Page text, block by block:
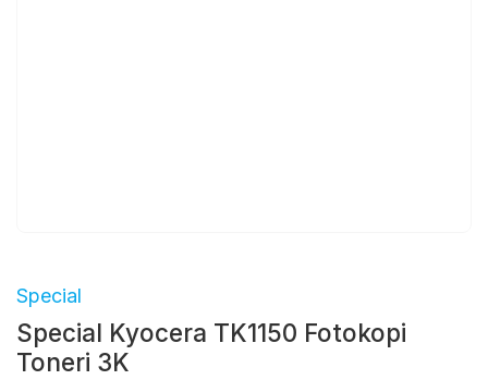
Special
Special Kyocera TK1150 Fotokopi
Toneri 3K